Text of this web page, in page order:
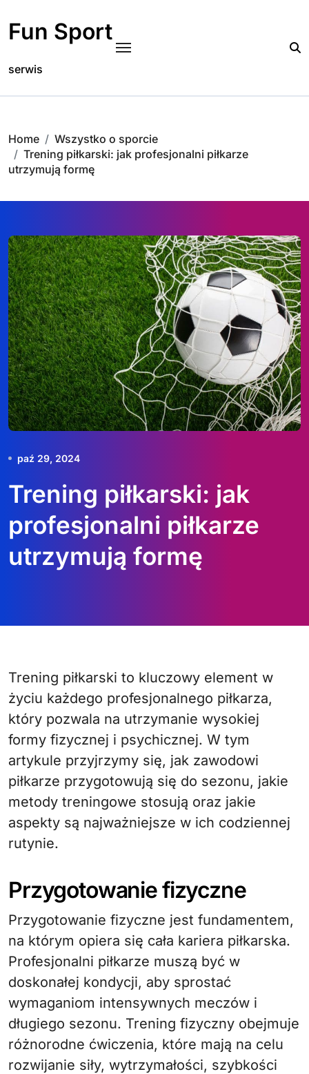
content
Fun Sport
serwis
Home
Wszystko o sporcie
Trening piłkarski: jak profesjonalni piłkarze
utrzymują formę
paź 29, 2024
Trening piłkarski: jak
profesjonalni piłkarze
utrzymują formę
Trening piłkarski to kluczowy element w
życiu każdego profesjonalnego piłkarza,
który pozwala na utrzymanie wysokiej
formy fizycznej i psychicznej. W tym
artykule przyjrzymy się, jak zawodowi
piłkarze przygotowują się do sezonu, jakie
metody treningowe stosują oraz jakie
aspekty są najważniejsze w ich codziennej
rutynie.
Przygotowanie fizyczne
Przygotowanie fizyczne jest fundamentem,
na którym opiera się cała kariera piłkarska.
Profesjonalni piłkarze muszą być w
doskonałej kondycji, aby sprostać
wymaganiom intensywnych meczów i
długiego sezonu. Trening fizyczny obejmuje
różnorodne ćwiczenia, które mają na celu
rozwijanie siły, wytrzymałości, szybkości